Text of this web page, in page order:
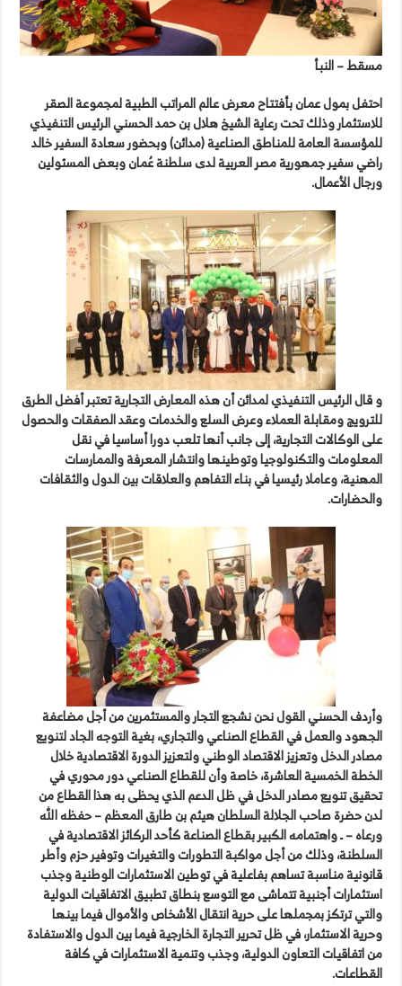
مسقط – النبأ
احتفل بمول عمان بأفتتاح معرض عالم المراتب الطبية لمجموعة الصقر
للاستثمار وذلك تحت رعاية الشيخ هلال بن حمد الحسني الرئيس التنفيذي
للمؤسسة العامة للمناطق الصناعية (مدائن) وبحضور سعادة السفير خالد
راضي سفير جمهورية مصر العربية لدى سلطنة عُمان وبعض المسئولين
ورجال الأعمال.
و قال الرئيس التنفيذي لمدائن أن هذه المعارض التجارية تعتبر أفضل الطرق
للترويج ومقابلة العملاء وعرض السلع والخدمات وعقد الصفقات والحصول
على الوكالات التجارية، إلى جانب أنها تلعب دورا أساسيا في نقل
المعلومات والتكنولوجيا وتوطينها وانتشار المعرفة والممارسات
المهنية، وعاملا رئيسيا في بناء التفاهم والعلاقات بين الدول والثقافات
والحضارات.
وأردف الحسني القول نحن نشجع التجار والمستثمرين من أجل مضاعفة
الجهود والعمل في القطاع الصناعي والتجاري، بغية التوجه الجاد لتنويع
مصادر الدخل وتعزيز الاقتصاد الوطني ولتعزيز الدورة الاقتصادية خلال
الخطة الخمسية العاشرة، خاصة وأن للقطاع الصناعي دور محوري في
تحقيق تنويع مصادر الدخل في ظل الدعم الذي يحظى به هذا القطاع من
لدن حضرة صاحب الجلالة السلطان هيثم بن طارق المعظم – حفظه الله
ورعاه – ـ واهتمامه الكبير بقطاع الصناعة كأحد الركائز الاقتصادية في
السلطنة، وذلك من أجل مواكبة التطورات والتغيرات وتوفير حزم وأطر
قانونية مناسبة تساهم بفاعلية في توطين الاستثمارات الوطنية وجذب
استثمارات أجنبية تتماشى مع التوسع بنطاق تطبيق الاتفاقيات الدولية
والتي ترتكز بمجملها على حرية انتقال الأشخاص والأموال فيما بينها
وحرية الاستثمار، في ظل تحرير التجارة الخارجية فيما بين الدول والاستفادة
من اتفاقيات التعاون الدولية، وجذب وتنمية الاستثمارات في كافة
القطاعات.